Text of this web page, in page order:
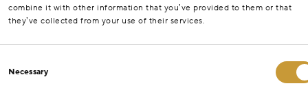
combine it with other information that you’ve provided to them or that
they’ve collected from your use of their services.
Selection
Necessary